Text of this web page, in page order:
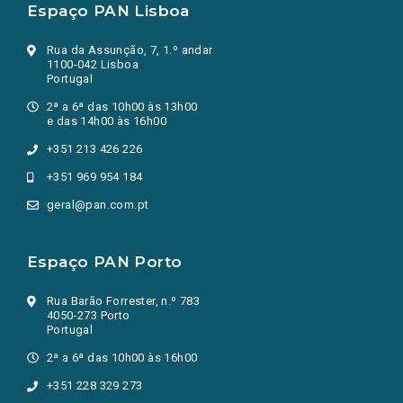
Espaço PAN Lisboa
Rua da Assunção, 7, 1.º andar
1100-042 Lisboa
Portugal
2ª a 6ª das 10h00 às 13h00
e das 14h00 às 16h00
+351 213 426 226
+351 969 954 184
geral@pan.com.pt
Espaço PAN Porto
Rua Barão Forrester, n.º 783
4050-273 Porto
Portugal
2ª a 6ª das 10h00 às 16h00
+351 228 329 273